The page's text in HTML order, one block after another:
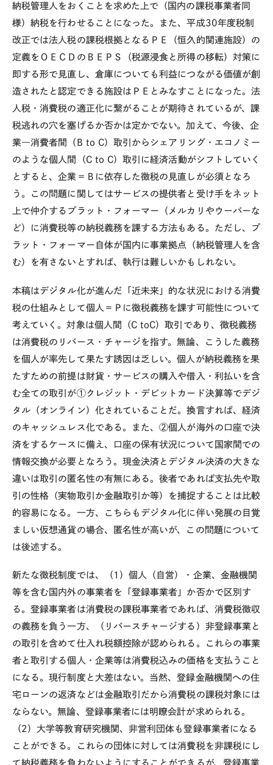
納税管理人をおくことを求めた上で（国内の課税事業者同
様）納税を行わせることになった。また、平成30年度税制
改正では法人税の課税根拠となるＰＥ（恒久的関連施設）の
定義をＯＥＣＤのＢＥＰＳ（税源浸食と所得の移転）対策に
即する形で見直し、倉庫についても利益につながる価値が創
造されたと認定できる施設はＰＥとみなすことになった。法
人税・消費税の適正化に繋がることが期待されているが、課
税逃れの穴を塞げるか否かは定かでない。加えて、今後、企
業―消費者間（B to C）取引からシェアリング・エコノミー
のような個人間（C to C）取引に経済活動がシフトしていく
とすると、企業＝Ｂに依存した徴税の見直しが必須となろ
う。この問題に関してはサービスの提供者と受け手をネット
上で仲介するプラット・フォーマー（メルカリやウーバーな
ど）に消費税等の納税義務を課する方法もある。ただし、プ
ラット・フォーマー自体が国内に事業拠点（納税管理人を含
む）を有さないとすれば、執行は難しいかもしれない。
本稿はデジタル化が進んだ「近未来」的な状況における消費
税の仕組みとして個人＝Ｐに徴税義務を課す可能性について
考えていく。対象は個人間（C toC）取引であり、徴税義務
は消費税のリバース・チャージを指す。無論、こうした義務
を個人が率先して果たす誘因は乏しい。個人が納税義務を果
たすための前提は財貨・サービスの購入や借入・利払いを含
む全ての取引が①クレジット・デビットカード決算等でデジ
タル（オンライン）化されていることだ。換言すれば、経済
のキャッシュレス化である。また、②個人が海外の口座で決
済をするケースに備え、口座の保有状況について国家間での
情報交換が必要となろう。現金決済とデジタル決済の大きな
違いは取引の匿名性の有無にある。後者であれば支払先や取
引の性格（実物取引か金融取引か等）を捕捉することは比較
的容易になる。一方、こちらもデジタル化に伴い発展の目覚
ましい仮想通貨の場合、匿名性が高いが、この問題について
は後述する。
新たな徴税制度では、（1）個人（自営）・企業、金融機関
等を含む国内外の事業者を「登録事業者」か否かで区別す
る。登録事業者は消費税の課税事業者であれば、消費税徴収
の義務を負う一方、（リバースチャージする）非登録事業と
の取引を含めて仕入れ税額控除が認められる。これらの事業
者と取引する個人・企業等は消費税込みの価格を支払うこと
になる。現行制度と大差はない。当然、登録金融機関への住
宅ローンの返済などは金融取引だから消費税の課税対象には
ならない。無論、登録事業者には明瞭会計が求められる。
（2）大学等教育研究機関、非営利団体も登録事業者になる
ことができる。これらの団体に対しては消費税を非課税にし
て納税義務を負わないようにすることができるが、登録事業